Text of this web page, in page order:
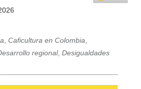
,Caficultura en Colombia,
regional,Desigualdades